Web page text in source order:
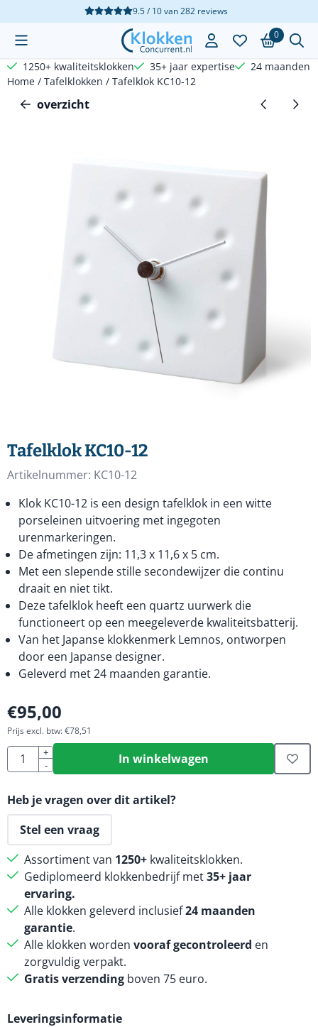
Cookievoorkeuren zijn beschikbaar. Kies instellingen of sta
9.5 / 10van282reviews
0
1250+ kwaliteitsklokken 35+ jaar expertise
24 maanden
Home / Tafelklokken / Tafelklok KC10-12
overzicht
Tafelklok KC10-12
Artikelnummer: KC10-12
Klok KC10-12 is een design tafelklok in een witte
porseleinen uitvoering met ingegoten
urenmarkeringen.
De afmetingen zijn: 11,3 x 11,6 x 5 cm.
Met een slepende stille secondewijzer die continu
draait en niet tikt.
Deze tafelklok heeft een quartz uurwerk die
functioneert op een meegeleverde kwaliteitsbatterij.
Van het Japanse klokkenmerk Lemnos, ontworpen
door een Japanse designer.
Geleverd met 24 maanden garantie.
€95,00
Prijs excl. btw:€78,51
Aantal
+
-
In winkelwagen
Heb je vragen over dit artikel?
Stel een vraag
Assortiment van 1250+ kwaliteitsklokken.
Gediplomeerd klokkenbedrijf met35+ jaar
ervaring.
Alle klokken geleverd inclusief24 maanden
garantie.
Alle klokken worden vooraf gecontroleerd en
zorgvuldig verpakt.
Gratis verzending boven 75 euro.
Leveringsinformatie